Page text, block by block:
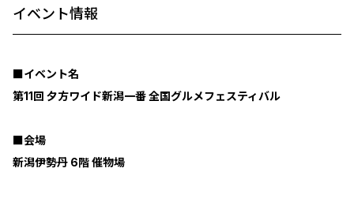
イベント情報
■イベント名
第11回 夕方ワイド新潟一番 全国グルメフェスティバル
■会場
新潟伊勢丹 6階 催物場